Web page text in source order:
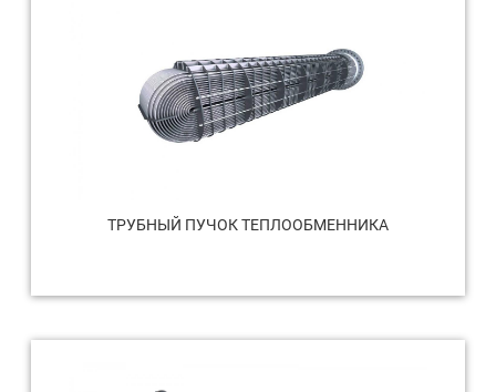
ТРУБНЫЙ ПУЧОК ТЕПЛООБМЕННИКА